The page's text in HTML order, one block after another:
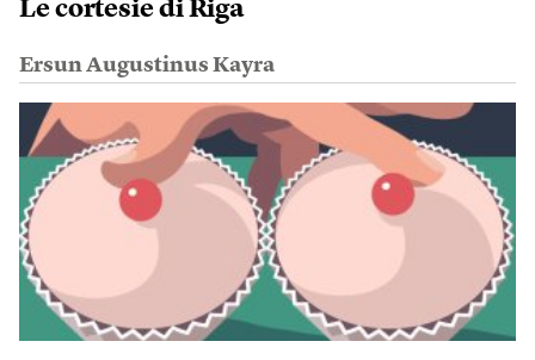
Le cortesie di Riga
Ersun Augustinus Kayra